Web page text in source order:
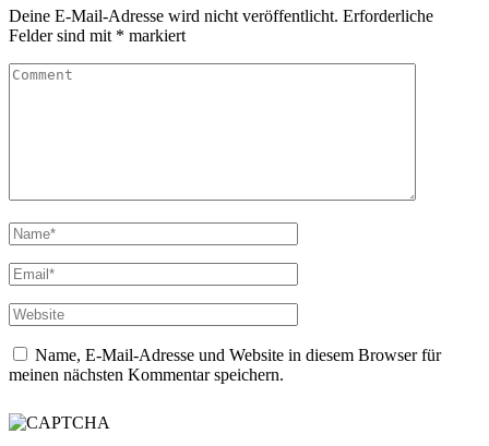
Deine E-Mail-Adresse wird nicht veröffentlicht. Erforderliche
Felder sind mit * markiert
Name, E-Mail-Adresse und Website in diesem Browser für
meinen nächsten Kommentar speichern.